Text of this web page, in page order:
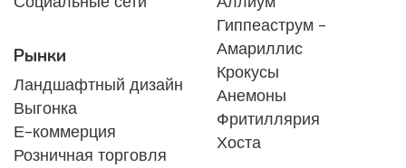
Рынки
Ландшафтный дизайн
Выгонка
Е-коммерция
Розничная торговля
Гиппеаструм -
Амариллис
Крокусы
Анемоны
Фритиллярия
Хоста